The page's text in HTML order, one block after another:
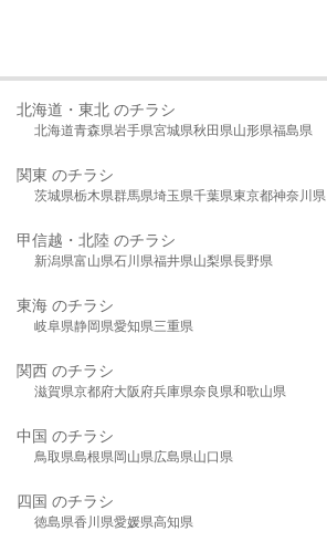
北海道・東北 のチラシ
北海道青森県岩手県宮城県秋田県山形県福島県
関東 のチラシ
茨城県栃木県群馬県埼玉県千葉県東京都神奈川県
甲信越・北陸 のチラシ
新潟県富山県石川県福井県山梨県長野県
東海 のチラシ
岐阜県静岡県愛知県三重県
関西 のチラシ
滋賀県京都府大阪府兵庫県奈良県和歌山県
中国 のチラシ
鳥取県島根県岡山県広島県山口県
四国 のチラシ
徳島県香川県愛媛県高知県